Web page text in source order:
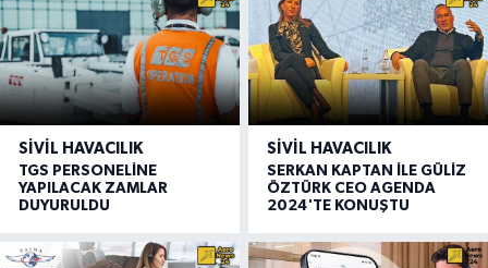
SIVIL HAVACILIK
TGS PERSONELİNE
YAPILACAK ZAMLAR
DUYURULDU
SIVIL HAVACILIK
SERKAN KAPTAN İLE GÜLİZ
ÖZTÜRK CEO AGENDA
2024'TE KONUŞTU